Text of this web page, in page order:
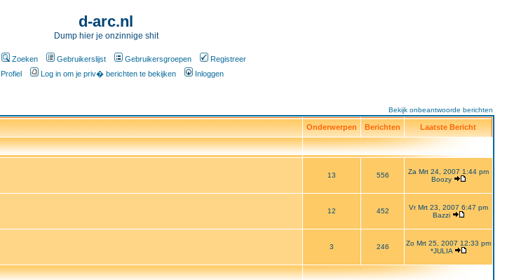
d-arc.nl
Dump hier je onzinnige shit
Zoeken Gebruikerslijst Gebruikersgroepen
Registreer
Profiel
Log in om je priv� berichten te bekijken Inloggen
Bekijk onbeantwoorde berichten
Onderwerpen Berichten Laatste Bericht
13 556
Za Mrt 24, 2007 1:44 pm
Boozy
12 452
Vr Mrt 23, 2007 6:47 pm
Bazzi
3 246
Zo Mrt 25, 2007 12:33 pm
*JULIA